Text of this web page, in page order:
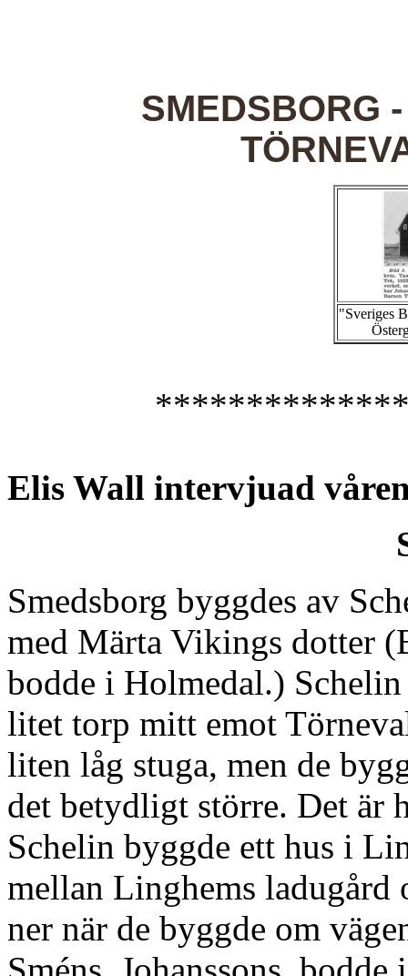
SMEDSBORG
"Sveriges
Elis Wall intervjuad
Smedsborg byggdes av
med Märta Vikings dotter
bodde i Holmedal.)
litet torp mitt emot
liten låg stuga, men de
det betydligt större. Det är
Schelin byggde ett hus i
mellan Linghems ladugård
ner när de byggde om